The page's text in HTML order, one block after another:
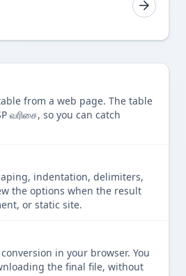
from a web page. The table
வரிசை, so you can catch
indentation, delimiters,
the options when the result
or static site.
in your browser. You
the final file, without